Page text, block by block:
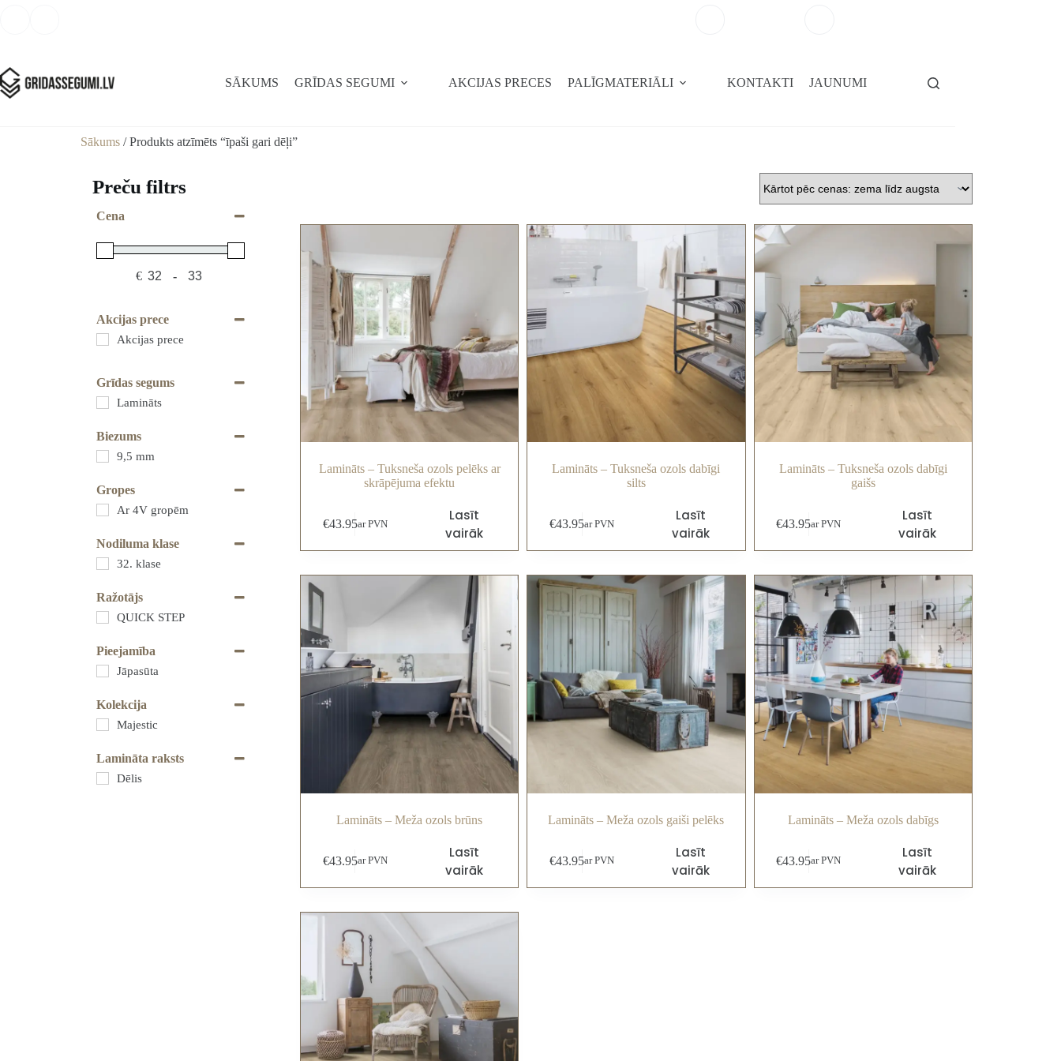
SĀKUMS GRĪDAS SEGUMI AKCIJAS PRECES PALĪGMATERIĀLI KONTAKTI JAUNUMI
Sākums / Produkts atzīmēts “īpaši gari dēļi”
Preču filtrs
Cena
€ Minimum Price
-
Maximum Price
Akcijas prece
Akcijas prece
Grīdas segums
Lamināts
Biezums
9,5 mm
Gropes
Ar 4V gropēm
Nodiluma klase
32. klase
Ražotājs
QUICK STEP
Pieejamība
Jāpasūta
Kolekcija
Majestic
Lamināta raksts
Dēlis
Lamināts – Tuksneša ozols pelēks ar
skrāpējuma efektu
€43.95ar PVN
Lasīt
vairāk
Lamināts – Tuksneša ozols dabīgi
silts
€43.95ar PVN
Lasīt
vairāk
Lamināts – Tuksneša ozols dabīgi
gaišs
€43.95ar PVN
Lasīt
vairāk
Lamināts – Meža ozols brūns
€43.95ar PVN
Lasīt
vairāk
Lamināts – Meža ozols gaiši pelēks
€43.95ar PVN
Lasīt
vairāk
Lamināts – Meža ozols dabīgs
€43.95ar PVN
Lasīt
vairāk